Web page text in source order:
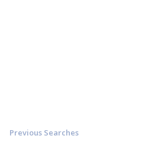
Previous Searches